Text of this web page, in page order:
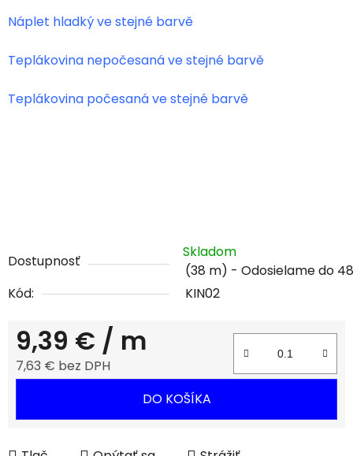
Náplet hladký ve stejné barvě
Teplákovina nepočesaná ve stejné barvě
Teplákovina počesaná ve stejné barvě
Dostupnosť
Skladom
(38 m)
Kód:
KIN02
9,39 € / m
7,63 € bez DPH
DO KOŠÍKA